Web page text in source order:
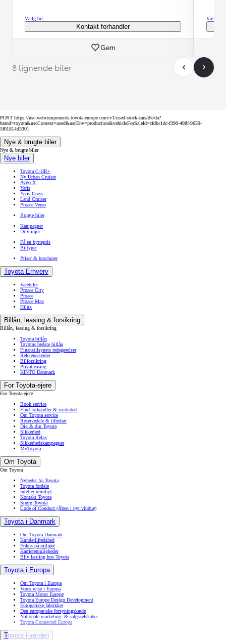
Vælg bil
Kontakt forhandler
Gem
Vælg bil
8 lignende biler
POST https://usc-webcomponents.toyota-europe.com/v1/used-stock-cars/dk/da?
brand=toyota&uscContext=used&uscEnv=production&vehicleForSaleId=cfdbc1dc-f390-498f-9659-
5f01814d3301
Nye & brugte biler
Nye & brugte biler
Nye biler
Toyota C-HR+
Ny Urban Cruiser
Aygo X
Yaris
Yaris Cross
Land Cruiser
Proace Verso
Brugte biler
Kampagner
Drivlinjer
Få en byttepris
Biltyper
Priser & brochurer
Toyota Erhverv
Varebiler
Proace City
Proace
Proace Max
Hilux
Billån, leasing & forsikring
Billån, leasing & forsikring
Toyota billån
Toyotas bedste billån
Finanstilsynets redegørelser
Referencerenter
Bilforsikring
Privatleasing
KINTO Danmark
For Toyota-ejere
For Toyota-ejere
Book service
Find forhandler & værksted
Om Toyota service
Reservedele & tilbehør
Dig & din Toyota
Sikkerhed
Toyota Relax
Sikkerhedskampagner
MyToyota
Om Toyota
Om Toyota
Nyheder fra Toyota
Toyota fordele
Intet er umuligt
Kontakt Toyota
Spørg Toyota
Code of Conduct (Åben i nyt vindue)
Toyota i Danmark
Om Toyota Danmark
Kundetilfredshed
Fokus på miljøet
Karrieremuligheder
Bliv lærling hos Toyota
Toyota i Europa
Om Toyota i Europa
Vores rejse i Europa
Toyota Motor Europe
Toyota Europe Design Development
Europæiske fabrikker
Den europæiske forsyningskæde
Nationale marketing- & salgsselskaber
Toyota Connected Europa
Toyota i verden